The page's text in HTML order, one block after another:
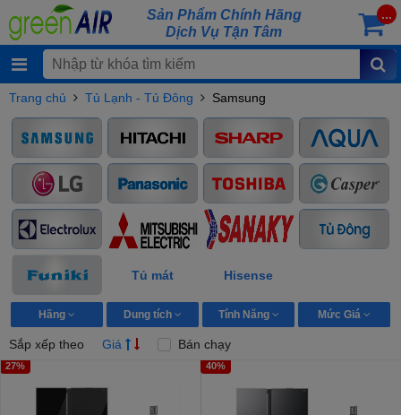
Sản Phẩm Chính Hãng
Dịch Vụ Tận Tâm
...
Trang chủ Tủ Lạnh - Tủ Đông Samsung
Tủ mát Hisense
Hãng Dung tích Tính Năng Mức Giá
Sắp xếp theo Giá Bán chạy
27% 40%